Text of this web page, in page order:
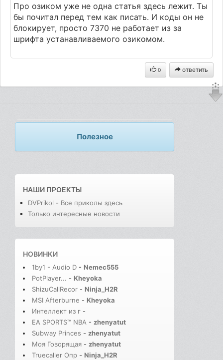
Про озиком уже не одна статья здесь лежит. Ты
бы почитал перед тем как писать. И коды он не
блокирует, просто 7370 не работает из за
шрифта устанавливаемого озикомом.
0 ответить
Полезное
НАШИ ПРОЕКТЫ
DVPrikol - Все приколы здесь
Только интересные новости
НОВИНКИ
1by1 - Audio D - Nemec555
PotPlayer... - Kheyoka
ShizuCallRecor - Ninja_H2R
MSI Afterburne - Kheyoka
Интеллект из г -
EA SPORTS™ NBA - zhenyatut
Subway Princes - zhenyatut
Моя Говорящая - zhenyatut
Truecaller Опр - Ninja_H2R